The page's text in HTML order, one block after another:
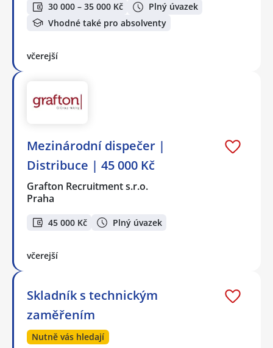
30 000 – 35 000 Kč
Plný úvazek
Vhodné také pro absolventy
včerejší
Mezinárodní dispečer |
Distribuce | 45 000 Kč
Grafton Recruitment s.r.o.
Praha
45 000 Kč Plný úvazek
včerejší
Skladník s technickým
zaměřením
Nutně vás hledají